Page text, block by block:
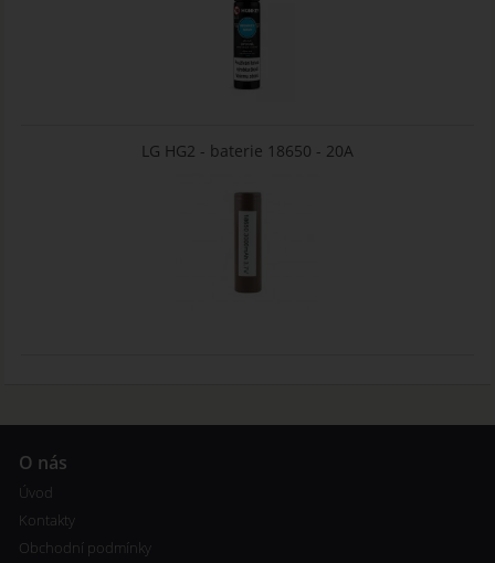
LG HG2 - baterie 18650 - 20A
O nás
Úvod
Kontakty
Obchodní podmínky